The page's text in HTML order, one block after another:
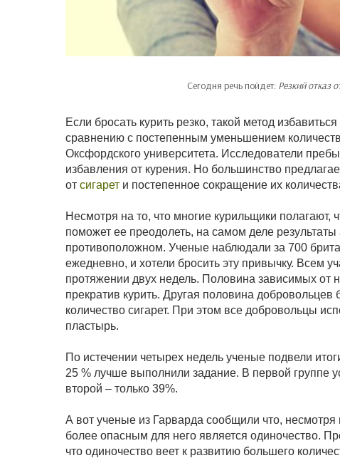
Сегодня речь пойдет: Резкий отказ
Если бросать курить резко, такой метод
сравнению с постепенным уменьшением
Оксфордского университета. Исследователи
избавления от курения. Но большинство
от сигарет и постепенное сокращение их
Несмотря на то, что многие курильщики полагают,
поможет ее преодолеть, на самом деле результаты
противоположном. Ученые наблюдали за 700
ежедневно, и хотели бросить эту привычку. Всем
протяжении двух недель. Половина зависимых от
прекратив курить. Другая половина
количество сигарет. При этом все добровольцы
пластырь.
По истечении четырех недель ученые подвели
25 % лучше выполнили задание. В первой
второй – только 39%.
А вот ученые из Гарварда сообщили что,
более опасным для него является одиночество.
что одиночество веет к развитию большего